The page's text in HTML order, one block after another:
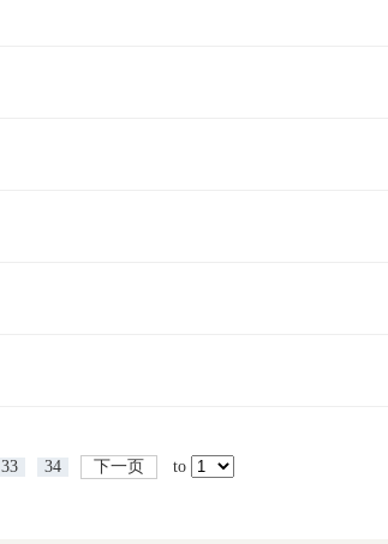
33 34 下一页 to